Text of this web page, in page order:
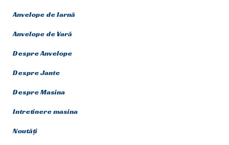
Anvelope de Iarnă
Anvelope de Vară
Despre Anvelope
Despre Jante
Despre Masina
Intretinere masina
Noutăți